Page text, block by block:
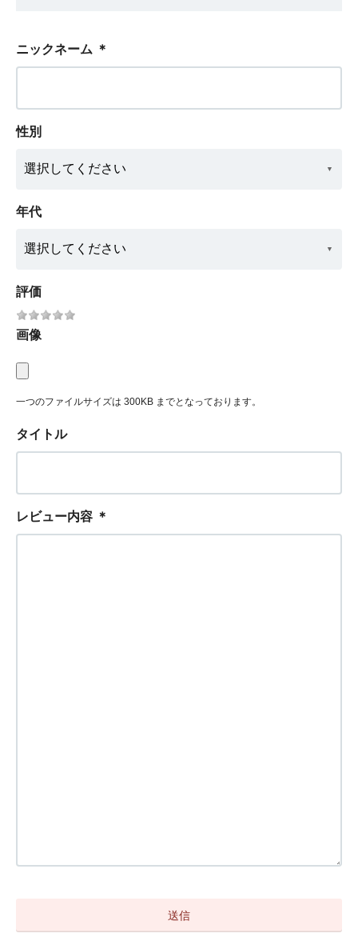
ニックネーム ＊
性別
年代
評価
画像
一つのファイルサイズは 300KB までとなっております。
タイトル
レビュー内容 ＊